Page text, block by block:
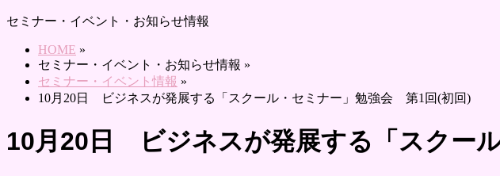
セミナー・イベント・お知らせ情報
HOME »
セミナー・イベント・お知らせ情報 »
セミナー・イベント情報 »
10月20日 ビジネスが発展する「スクール・セミナー」勉強会 第1回(初回)
10月20日 ビジネスが発展する「スクー